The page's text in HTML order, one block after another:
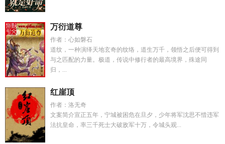
万衍道尊
作者：心如磐石
道纹，一种演绎天地玄奇的纹络，道生万千，领悟之后便可得到
与之匹配的力量。极道，传说中修行者的最高境界，殊途同
归，...
红崖顶
作者：洛无奇
文案简介宣正五年，宁城被困危在旦夕，少年将军沈思不惜违军
法抗皇命，率三千死士大破敌军十万，令城头观...